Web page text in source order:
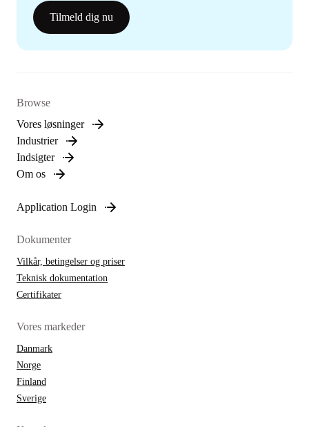
Tilmeld dig nu
Browse
Vores løsninger
Industrier
Indsigter
Om os
Application Login
Dokumenter
Vilkår, betingelser og priser
Teknisk dokumentation
Certifikater
Vores markeder
Danmark
Norge
Finland
Sverige